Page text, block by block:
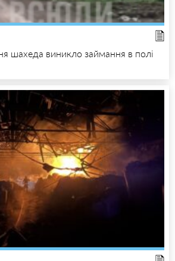
шахеда виникло займання в полі